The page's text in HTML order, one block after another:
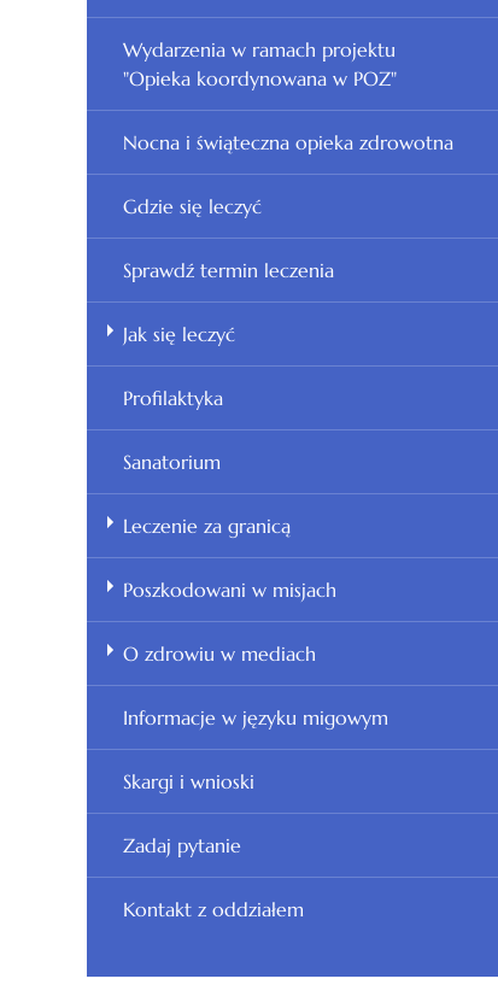
Wydarzenia w ramach projektu
"Opieka koordynowana w POZ"
Nocna i świąteczna opieka zdrowotna
Gdzie się leczyć
Sprawdź termin leczenia
Jak się leczyć
Profilaktyka
Sanatorium
Leczenie za granicą
Poszkodowani w misjach
O zdrowiu w mediach
Informacje w języku migowym
Skargi i wnioski
Zadaj pytanie
Kontakt z oddziałem